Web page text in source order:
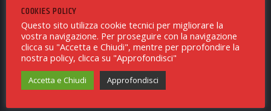
COOKIES POLICY
Questo sito utilizza cookie tecnici per migliorare la
vostra navigazione. Per proseguire con la navigazione
clicca su "Accetta e Chiudi", mentre per pprofondire la
nostra policy, clicca su "Approfondisci"
Accetta e Chiudi Approfondisci